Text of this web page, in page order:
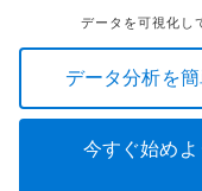
データを可視化し
データ分析を
今すぐ始め